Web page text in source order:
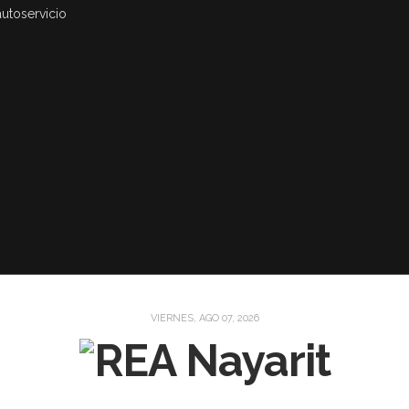
VIERNES, AGO 07, 2026